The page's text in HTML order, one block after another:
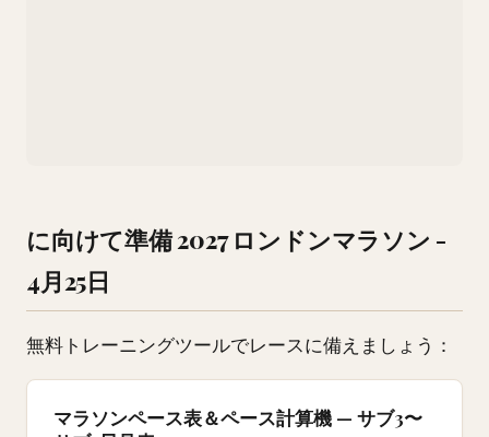
に向けて準備 2027 ロンドンマラソン -
4月25日
無料トレーニングツールでレースに備えましょう：
マラソンペース表＆ペース計算機 — サブ3〜